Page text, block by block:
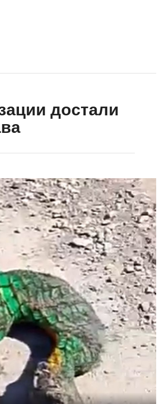
достали